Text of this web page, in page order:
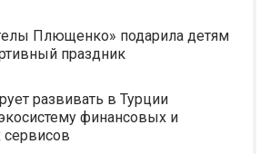
Плющенко» подарила детям
праздник
развивать в Турции
финансовых и